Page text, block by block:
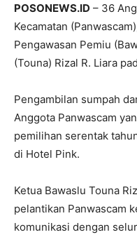
POSONEWS.ID – 36
Kecamatan
Pengawasan Pemiu
(Touna) Rizal R. Liara
Pengambilan sumpah
Anggota Panwascam
pemilihan serentak
di Hotel Pink.
Ketua Bawaslu Touna
pelantikan Panwascam
komunikasi dengan